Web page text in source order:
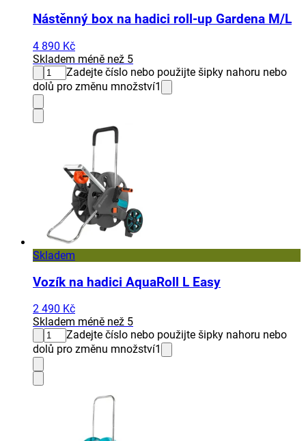
Nástěnný box na hadici roll-up Gardena M/L
4 890 Kč
Skladem méně než 5
Zadejte číslo nebo použijte šipky nahoru nebo
dolů pro změnu množství1
Skladem
Vozík na hadici AquaRoll L Easy
2 490 Kč
Skladem méně než 5
Zadejte číslo nebo použijte šipky nahoru nebo
dolů pro změnu množství1